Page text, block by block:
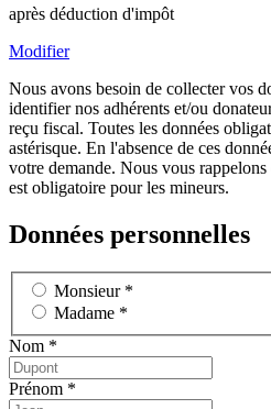
après déduction d'impôt
Modifier
Nous avons besoin de collecter vos
identifier nos adhérents et/ou
reçu fiscal. Toutes les données
astérisque. En l'absence de ces
votre demande. Nous vous
est obligatoire pour les mineurs.
Données personnelles
Monsieur *
Madame *
Nom *
Prénom *